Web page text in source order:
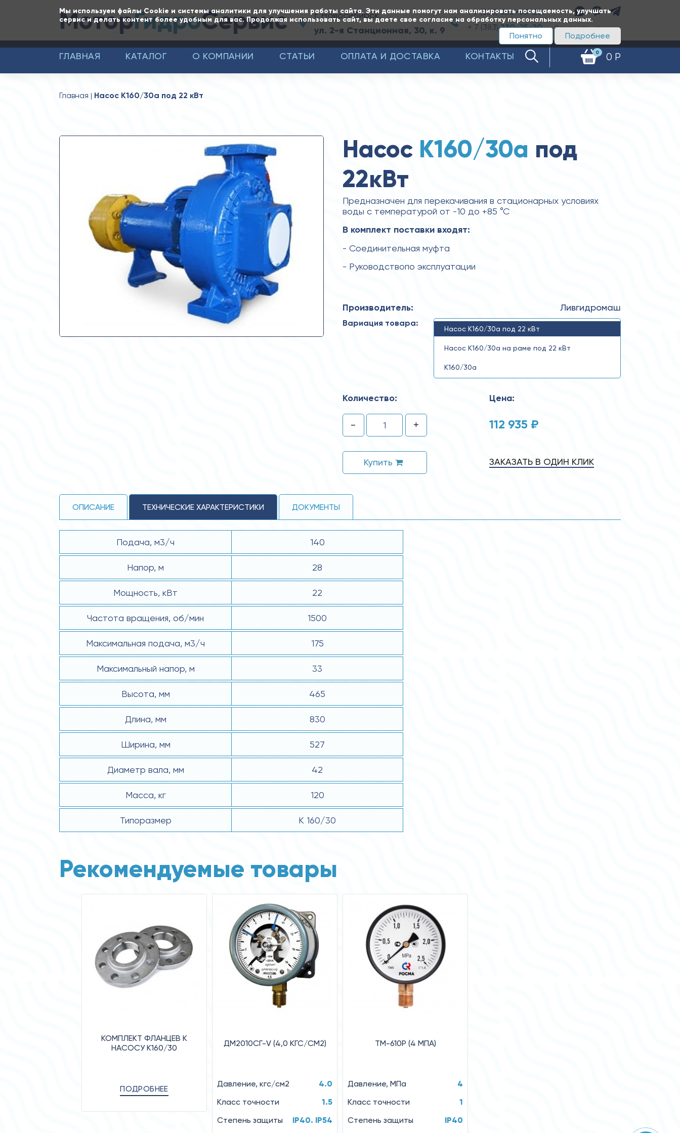
Мы используем файлы Cookie и системы аналитики для улучшения работы сайта. Эти данные помогут нам анализировать посещаемость, улучшать
сервис и делать контент более удобным для вас. Продолжая использовать сайт, вы даете свое согласие на обработку персональных данных.
Подробнее
Понятно
МоторГидроСервис г. Новосибирск,
ул. 2-я Станционная, 30, к. 9
+ 7 (383)350-65-20
+ 7 (383)230-25-20 Заказать звонок
0 0 Р
ГЛАВНАЯ КАТАЛОГ О КОМПАНИИ СТАТЬИ ОПЛАТА И ДОСТАВКА КОНТАКТЫ
Главная Насос К160/30а под 22 кВт
Насос К160/30а под
22кВт
Предназначен для перекачивания в стационарных условиях
воды с температурой от -10 до +85 °С
В комплект поставки входят:
- Соединительная муфта
- Руководствопо эксплуатации
Производитель: Ливгидромаш
Вариация товара:
Насос К160/30а под 22 кВт
Насос К160/30а на раме под 22 кВт
К160/30а
Количество:
- +
Купить
Цена:
112 935 ₽
ЗАКАЗАТЬ В ОДИН КЛИК
ОПИСАНИЕ ТЕХНИЧЕСКИЕ ХАРАКТЕРИСТИКИ ДОКУМЕНТЫ
Подача, м3/ч 140
Напор, м 28
Мощность, кВт 22
Частота вращения, об/мин 1500
Максимальная подача, м3/ч 175
Максимальный напор, м 33
Высота, мм 465
Длина, мм 830
Ширина, мм 527
Диаметр вала, мм 42
Масса, кг 120
Типоразмер К 160/30
Рекомендуемые товары
КОМПЛЕКТ ФЛАНЦЕВ К
НАСОСУ К160/30
ПОДРОБНЕЕ
ДМ2010СГ-V (4,0 КГС/СМ2)
Давление, кгс/см2
4.0
Класс точности
1.5
Степень защиты
IP40. IP54
ТМ-610Р (4 MПA)
Давление, MПa
4
Класс точности
1
Степень защиты
IP40